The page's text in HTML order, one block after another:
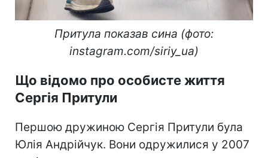
Притула показав сина (фото:
instagram.com/siriy_ua)
Що відомо про особисте життя
Сергія Притули
Першою дружиною Сергія Притули була
Юлія Андрійчук. Вони одружилися у 2007